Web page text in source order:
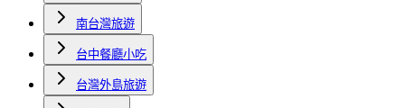
南台灣旅遊
台中餐廳小吃
台灣外島旅遊